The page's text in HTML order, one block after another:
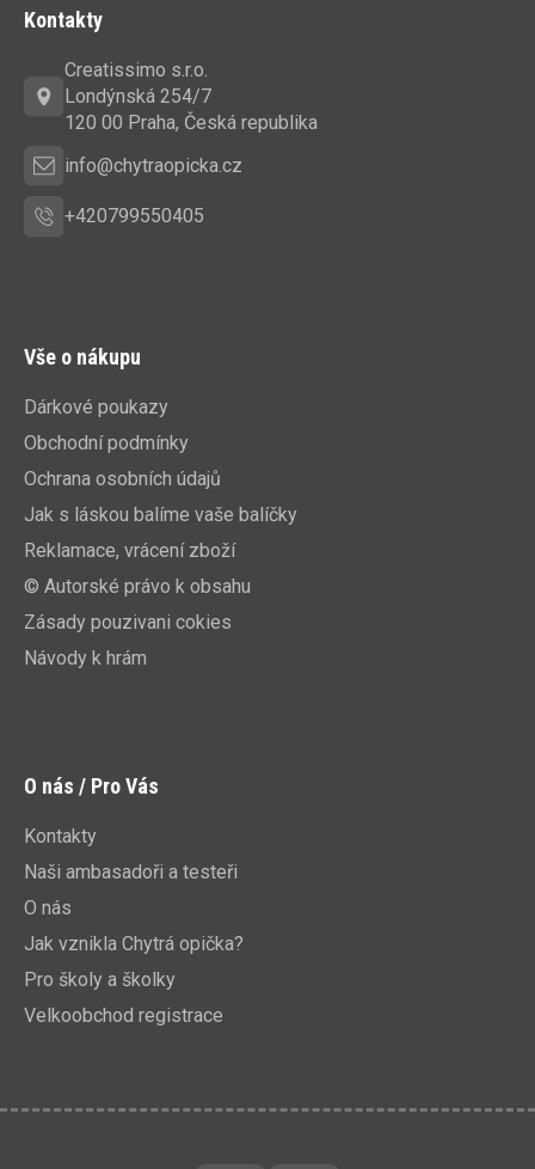
Kontakty
Creatissimo s.r.o.
Londýnská 254/7
120 00 Praha, Česká republika
info@chytraopicka.cz
+420799550405
Vše o nákupu
Dárkové poukazy
Obchodní podmínky
Ochrana osobních údajů
Jak s láskou balíme vaše balíčky
Reklamace, vrácení zboží
© Autorské právo k obsahu
Zásady pouzivani cokies
Návody k hrám
O nás / Pro Vás
Kontakty
Naši ambasadoři a testeři
O nás
Jak vznikla Chytrá opička?
Pro školy a školky
Velkoobchod registrace